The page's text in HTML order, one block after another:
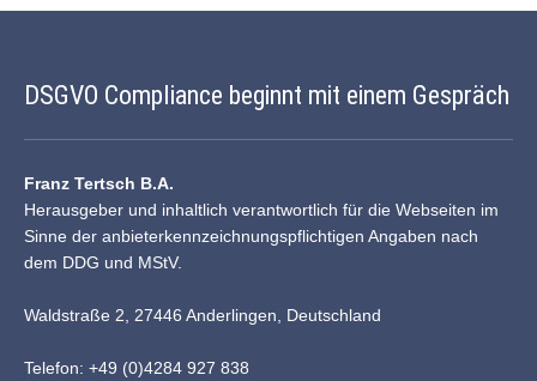
DSGVO Compliance beginnt mit einem Gespräch
Franz Tertsch B.A.
Herausgeber und inhaltlich verantwortlich für die Webseiten im
Sinne der anbieterkennzeichnungspflichtigen Angaben nach
dem DDG und MStV.
Waldstraße 2, 27446 Anderlingen, Deutschland
Telefon: +49 (0)4284 927 838